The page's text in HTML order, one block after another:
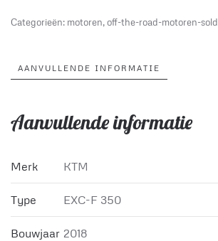
Categorieën: motoren,off-the-road-motoren-sold
AANVULLENDE INFORMATIE
Aanvullende informatie
Merk KTM
Type EXC-F 350
Bouwjaar 2018